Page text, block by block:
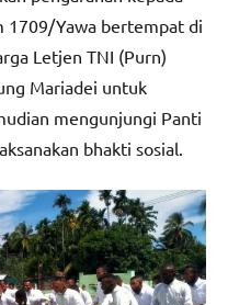
1709/Yawa bertempat di
Letjen TNI (Purn)
Mariadei untuk
mengunjungi Panti
bhakti sosial.